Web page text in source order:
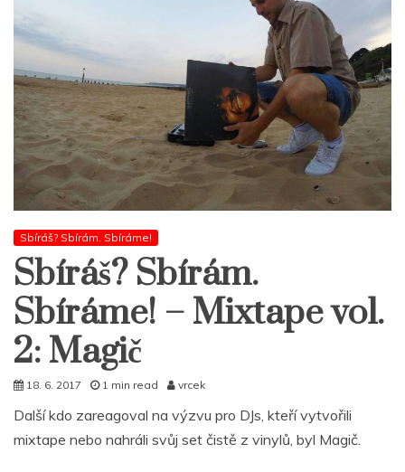
Sbíráš? Sbírám. Sbíráme!
Sbíráš? Sbírám.
Sbíráme! – Mixtape vol.
2: Magič
18. 6. 2017 1 min read vrcek
Další kdo zareagoval na výzvu pro DJs, kteří vytvořili
mixtape nebo nahráli svůj set čistě z vinylů, byl Magič.